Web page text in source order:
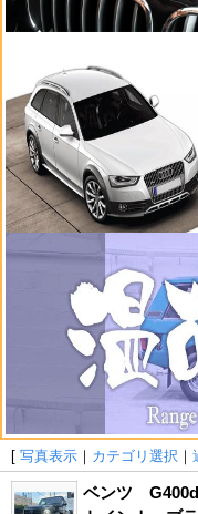
[ 写真表示 ｜ カテゴリ選択 ｜
ベンツ